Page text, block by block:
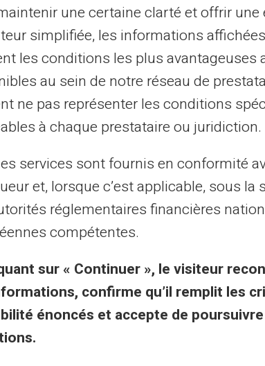
en ligne
via une interface en ligne où vous
votre carte et suivre vos
un contrôle total sur vos finances,
séjours à l'étranger.
de la Carte Veritas à
vacances à l'autre bout du monde.
votre hôtel, manger dans des
craindre les fluctuations
d'urgence financière loin de chez soi.
transaction
une certaine clarté et offrir une
simplifiée, les informations
les conditions les plus avantageuses
au sein de notre réseau de
ne pas représenter les conditions
à chaque prestataire ou juridiction.
services sont fournis en conformité
et, lorsque c’est applicable, sous la
réglementaires financières
compétentes.
sur « Continuer », le visiteur
confirme qu’il remplit les
énoncés et accepte de